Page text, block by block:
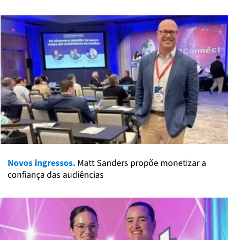
Novos ingressos. Matt Sanders propõe monetizar a
confiança das audiências